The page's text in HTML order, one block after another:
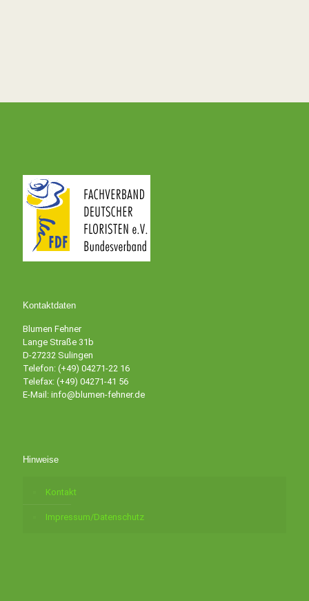
Kontaktdaten
Blumen Fehner
Lange Straße 31b
D-27232 Sulingen
Telefon: (+49) 04271-22 16
Telefax: (+49) 04271-41 56
E-Mail: info@blumen-fehner.de
Hinweise
Kontakt
Impressum/Datenschutz